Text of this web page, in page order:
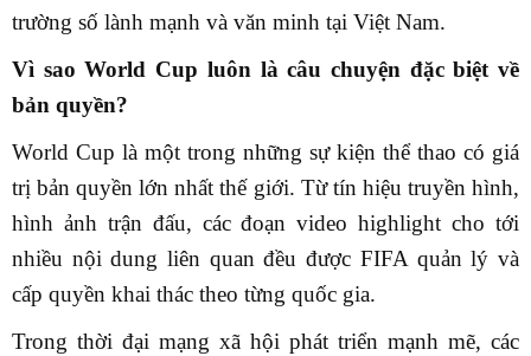
trường số lành mạnh và văn minh tại Việt Nam.
Vì sao World Cup luôn là câu chuyện đặc biệt về
bản quyền?
World Cup là một trong những sự kiện thể thao có giá
trị bản quyền lớn nhất thế giới. Từ tín hiệu truyền hình,
hình ảnh trận đấu, các đoạn video highlight cho tới
nhiều nội dung liên quan đều được FIFA quản lý và
cấp quyền khai thác theo từng quốc gia.
Trong thời đại mạng xã hội phát triển mạnh mẽ, các